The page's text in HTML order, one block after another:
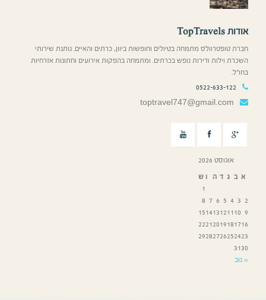
אודות TopTravels
חברת טופטרוולס מתמחה בטיולים וחופשות ביוון, כרתים והאיים. נותנת שירותי
השכרת וילות ודירות נופש בכרתים. ומתמחה בהפקות אירועים וחתונות אזרחיות
בחו”ל.
0522-633-122
toptravel747@gmail.com
אוגוסט 2026
א ב ג ד ה ו ש
1
2
3
4
5
6
7
8
9
10
11
12
13
14
15
16
17
18
19
20
21
22
23
24
25
26
27
28
29
30
31
« נוב